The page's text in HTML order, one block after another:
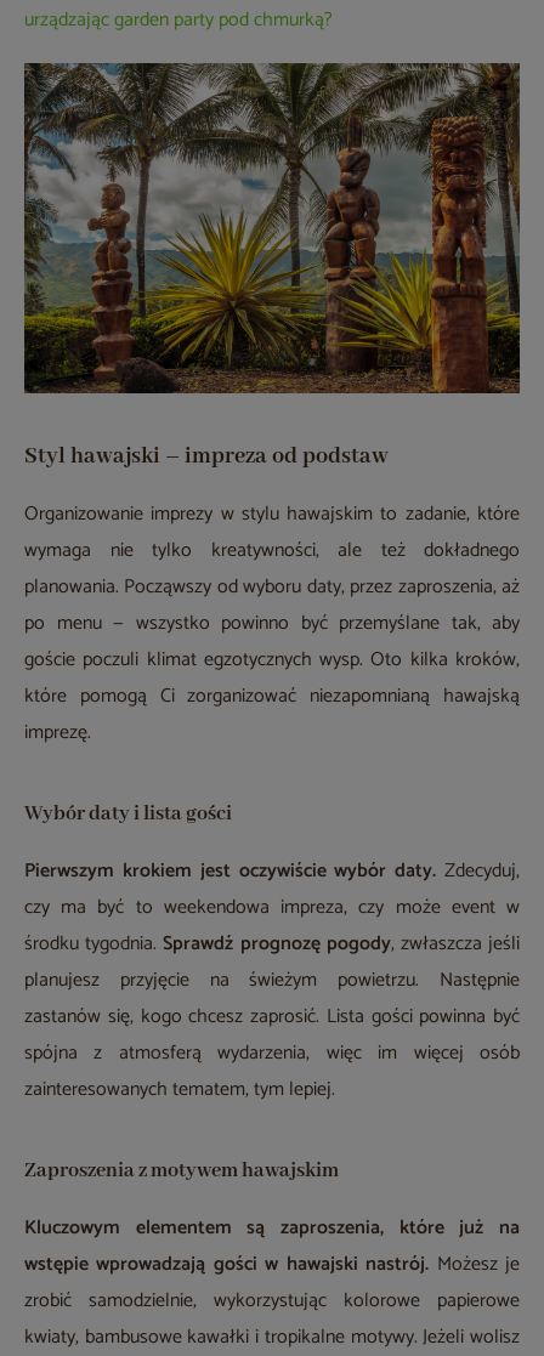
urządzając garden party pod chmurką?
Styl hawajski – impreza od podstaw
Organizowanie imprezy w stylu hawajskim to zadanie, które
wymaga nie tylko kreatywności, ale też dokładnego
planowania. Począwszy od wyboru daty, przez zaproszenia, aż
po menu — wszystko powinno być przemyślane tak, aby
goście poczuli klimat egzotycznych wysp. Oto kilka kroków,
które pomogą Ci zorganizować niezapomnianą hawajską
imprezę.
Wybór daty i lista gości
Pierwszym krokiem jest oczywiście wybór daty. Zdecyduj,
czy ma być to weekendowa impreza, czy może event w
środku tygodnia.Sprawdź prognozę pogody, zwłaszcza jeśli
planujesz przyjęcie na świeżym powietrzu. Następnie
zastanów się, kogo chcesz zaprosić. Lista gości powinna być
spójna z atmosferą wydarzenia, więc im więcej osób
zainteresowanych tematem, tym lepiej.
Zaproszenia z motywem hawajskim
Kluczowym elementem są zaproszenia, które już na
wstępie wprowadzają gości w hawajski nastrój. Możesz je
zrobić samodzielnie, wykorzystując kolorowe papierowe
kwiaty, bambusowe kawałki i tropikalne motywy. Jeżeli wolisz